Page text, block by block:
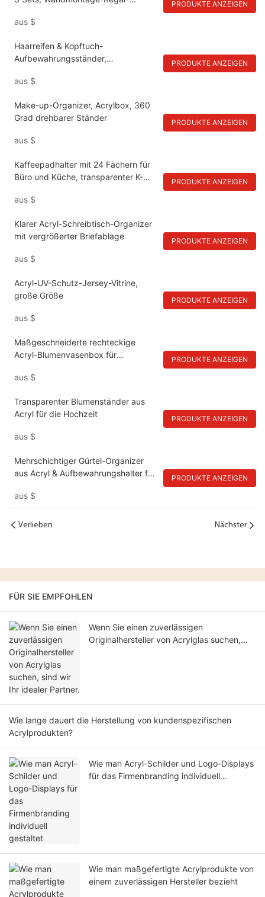
aus $
PRODUKTE ANZEIGEN
Haarreifen & Kopftuch-
Aufbewahrungsständer,
aus $
PRODUKTE ANZEIGEN
Make-up-Organizer, Acrylbox, 360
Grad drehbarer Ständer
aus $
PRODUKTE ANZEIGEN
Kaffeepadhalter mit 24 Fächern für
Büro und Küche, transparenter K-
aus $
PRODUKTE ANZEIGEN
Klarer Acryl-Schreibtisch-Organizer
mit vergrößerter Briefablage
aus $
PRODUKTE ANZEIGEN
Acryl-UV-Schutz-Jersey-Vitrine,
große Größe
aus $
PRODUKTE ANZEIGEN
Maßgeschneiderte rechteckige
Acryl-Blumenvasenbox für
aus $
PRODUKTE ANZEIGEN
Transparenter Blumenständer aus
Acryl für die Hochzeit
aus $
PRODUKTE ANZEIGEN
Mehrschichtiger Gürtel-Organizer
aus Acryl & Aufbewahrungshalter für
aus $
PRODUKTE ANZEIGEN
Verlieben Nächster
FÜR SIE EMPFOHLEN
Wenn Sie einen zuverlässigen
Originalhersteller von Acrylglas suchen,
Wie lange dauert die Herstellung von kundenspezifischen
Acrylprodukten?
Wie man Acryl-Schilder und Logo-Displays
für das Firmenbranding individuell
Wie man maßgefertigte Acrylprodukte von
einem zuverlässigen Hersteller bezieht